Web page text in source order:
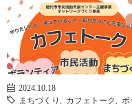
2024.10.18
まちづくり
カフェトーク
ボ